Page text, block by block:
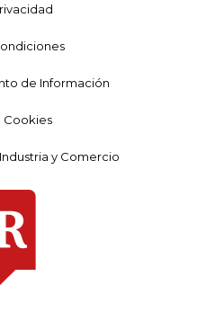
de Información
Cookies
y Comercio